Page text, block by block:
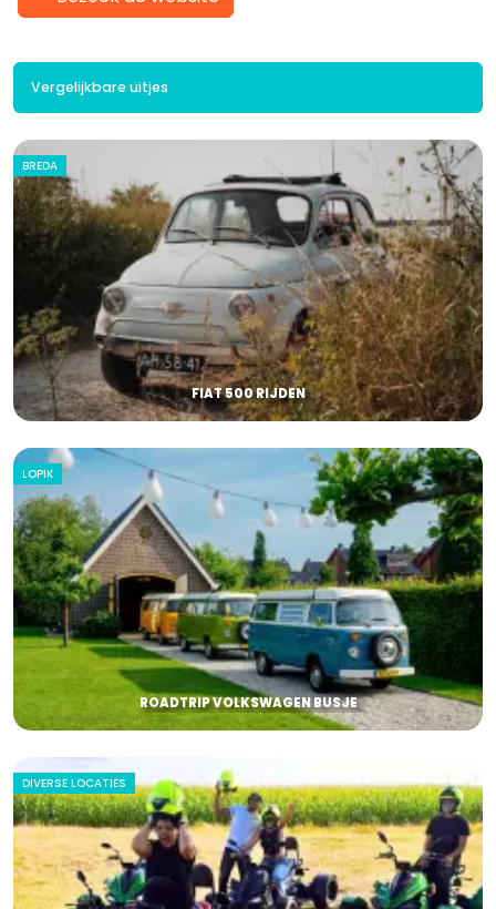
Vergelijkbare uitjes
BREDA
FIAT 500 RIJDEN
LOPIK
ROADTRIP VOLKSWAGEN BUSJE
DIVERSE LOCATIES